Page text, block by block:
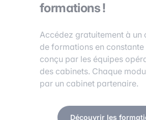
formations !
Accédez gratuitement à un
de formations en
conçu par les équipes
des cabinets. Chaque
par un cabinet partenaire.
Découvrir les